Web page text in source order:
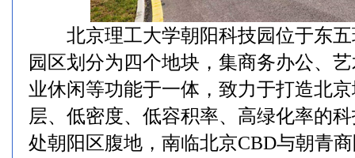
北京理工大学朝阳科技园位于东五
园区划分为四个地块，集商务办公、
业休闲等功能于一体，致力于打造北
层、低密度、低容积率、高绿化率的
处朝阳区腹地，南临北京CBD与朝青